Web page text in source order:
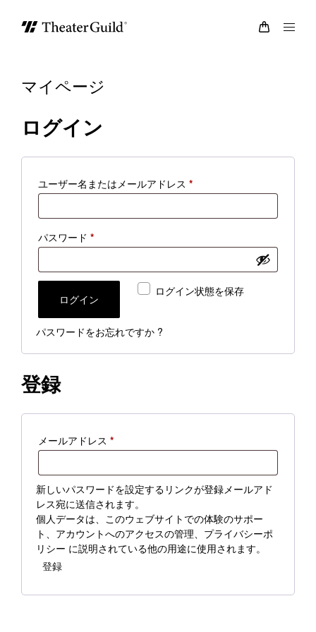
マイページ
ログイン
ユーザー名またはメールアドレス *必
パスワード *必
ログイン状態を保存
ログイン
パスワードをお忘れですか ?
登録
メールアドレス *必
新しいパスワードを設定するリンクが登録メールアド
レス宛に送信されます。
個人データは、このウェブサイトでの体験のサポー
ト、アカウントへのアクセスの管理、 プライバシーポ
リシー に説明されている他の用途に使用されます。
登録